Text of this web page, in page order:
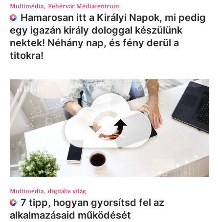
Multimédia, Fehérvár Médiacentrum
Hamarosan itt a Királyi Napok, mi pedig
egy igazán király dologgal készülünk
nektek! Néhány nap, és fény derül a
titokra!
Multimédia, digitális világ
7 tipp, hogyan gyorsítsd fel az
alkalmazásaid működését